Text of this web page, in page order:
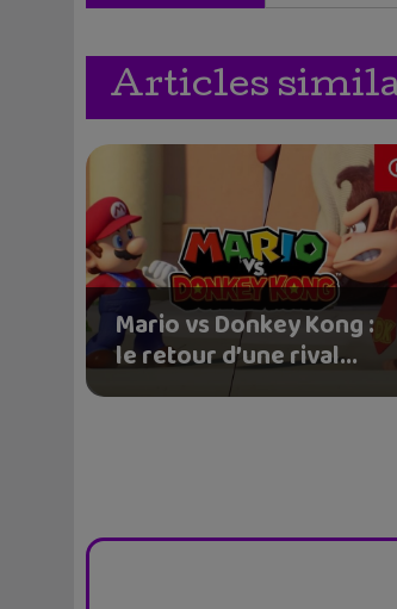
Articles
Mario vs Donkey Kong :
le retour d’une rival...